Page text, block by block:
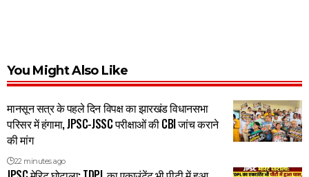
You Might Also Like
मानसून सत्र के पहले दिन विपक्ष का झारखंड विधानसभा
परिसर में हंगामा, JPSC-JSSC परीक्षाओं की CBI जांच कराने
की मांग
22 minutes ago